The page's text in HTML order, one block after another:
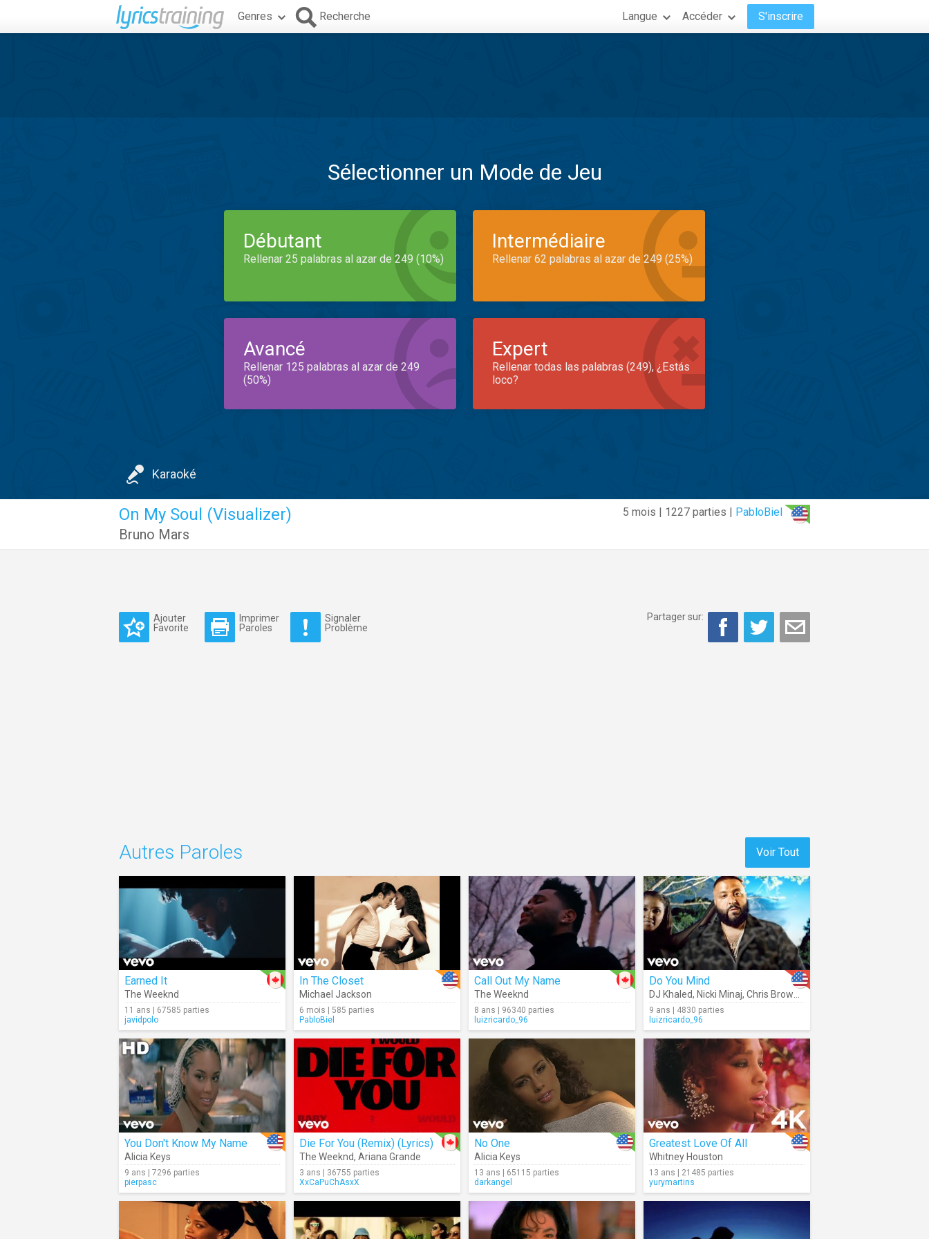
Genres Recherche Langue Accéder S'inscrire
Sélectionner un Mode de Jeu
Débutant
Rellenar 25 palabras al azar de 249 (10%)
Intermédiaire
Rellenar 62 palabras al azar de 249 (25%)
Avancé
Rellenar 125 palabras al azar de 249
(50%)
Expert
Rellenar todas las palabras (249), ¿Estás
loco?
Karaoké
5 mois | 1227 parties | PabloBiel
On My Soul (Visualizer)
Bruno Mars
Ajouter
Favorite
Imprimer
Paroles
Signaler
Problème
Partager sur:
Voir Tout
Autres Paroles
Earned It
The Weeknd
11 ans | 67585 parties
javidpolo
In The Closet
Michael Jackson
6 mois | 585 parties
PabloBiel
Call Out My Name
The Weeknd
8 ans | 96340 parties
luizricardo_96
Do You Mind
DJ Khaled, Nicki Minaj, Chris Brown
9 ans | 4830 parties
luizricardo_96
You Don't Know My Name
Alicia Keys
9 ans | 7296 parties
pierpasc
Die For You (Remix) (Lyrics)
The Weeknd, Ariana Grande
3 ans | 36755 parties
XxCaPuChAsxX
No One
Alicia Keys
13 ans | 65115 parties
darkangel
Greatest Love Of All
Whitney Houston
13 ans | 21485 parties
yurymartins